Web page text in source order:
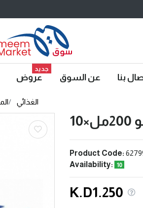
عروض
جديد
عن السوق بنا
الغذائي
Product Code:
Availability:
10
K.D1.250